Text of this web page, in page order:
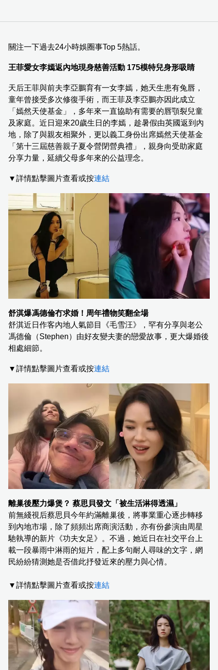
關注一下過去24小時娛圈事Top 5熱話。
王菲愛女李嫣返內地現身慈善活動 175模特兒身形吸睛
天后王菲與前夫李亞鵬育有一女李嫣，她天生患有兔唇，
童年曾接受多次修復手術，而王菲及李亞鵬亦因此成立
「嫣然天使基金」，多年來一直協助有需要的唇顎裂兒童
及家庭。近日迎來20歲生日的李嫣，趁暑假由英國返到內
地，除了與親友相聚外，更以義工身份出席嫣然天使基金
「第十三屆慈善親子夏令營閉營典禮」，親身向受助家庭
分享力量，延續父母多年來的公益理念。
▼詳情點擊圖片查看或按連結
舒淇爆馮德倫冇求婚！周年禮物笑翻全場
舒淇近日作客內地人氣節目《毛雪汪》，罕有分享與老公
馮德倫（Stephen）由好友變夫妻的戀愛故事，更大爆婚後
相處細節。
▼詳情點擊圖片查看或按連結
離巢後壓力爆煲？ 蔡思貝發文「被生活淋得透濕」
前無綫視后蔡思貝今年約滿離巢後，將事業重心逐步轉移
到內地市場，除了頻頻出席商演活動，亦有份參演由周星
馳執導的新片《功夫女足》。不過，她近日在社交平台上
載一段暴雨中淋雨的短片，配上多句耐人尋味的文字，網
民紛紛猜測她是否借此抒發近來的壓力與心情。
▼詳情點擊圖片查看或按連結